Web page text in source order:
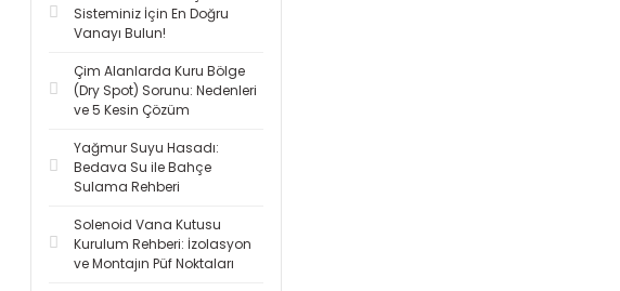
Sisteminiz İçin En Doğru
Vanayı Bulun!
Çim Alanlarda Kuru Bölge
(Dry Spot) Sorunu: Nedenleri
ve 5 Kesin Çözüm
Yağmur Suyu Hasadı:
Bedava Su ile Bahçe
Sulama Rehberi
Solenoid Vana Kutusu
Kurulum Rehberi: İzolasyon
ve Montajın Püf Noktaları